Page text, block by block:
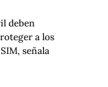
deben
a los
señala